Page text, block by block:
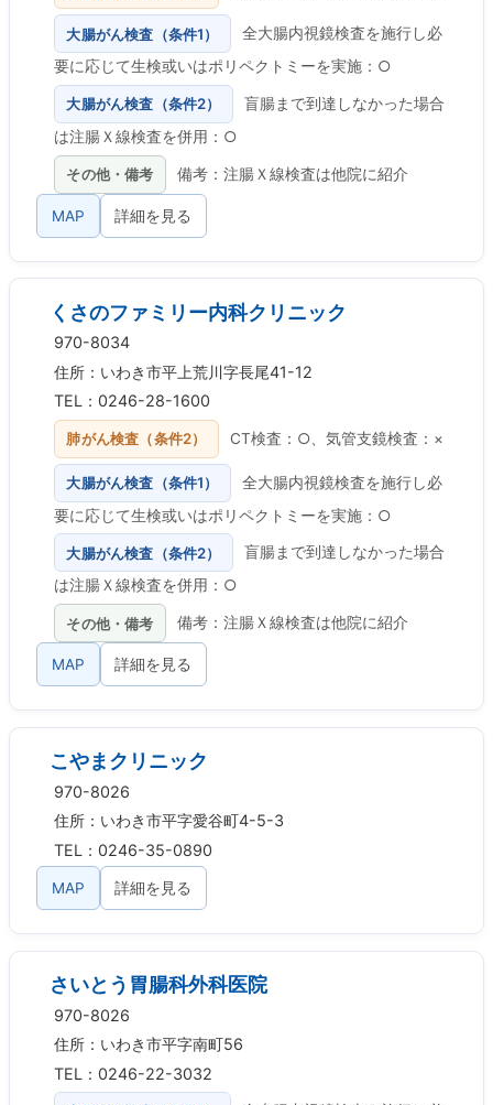
大腸がん検査（条件1）
全大腸内視鏡検査を施行し必
要に応じて生検或いはポリペクトミーを実施：○
大腸がん検査（条件2）
盲腸まで到達しなかった場合
は注腸Ｘ線検査を併用：○
その他・備考 備考：注腸Ｘ線検査は他院に紹介
MAP 詳細を見る
くさのファミリー内科クリニック
970-8034
住所：いわき市平上荒川字長尾41-12
TEL：0246-28-1600
肺がん検査（条件2） CT検査：○、気管支鏡検査：×
大腸がん検査（条件1）
全大腸内視鏡検査を施行し必
要に応じて生検或いはポリペクトミーを実施：○
大腸がん検査（条件2）
盲腸まで到達しなかった場合
は注腸Ｘ線検査を併用：○
その他・備考 備考：注腸Ｘ線検査は他院に紹介
MAP 詳細を見る
こやまクリニック
970-8026
住所：いわき市平字愛谷町4-5-3
TEL：0246-35-0890
MAP 詳細を見る
さいとう胃腸科外科医院
970-8026
住所：いわき市平字南町56
TEL：0246-22-3032